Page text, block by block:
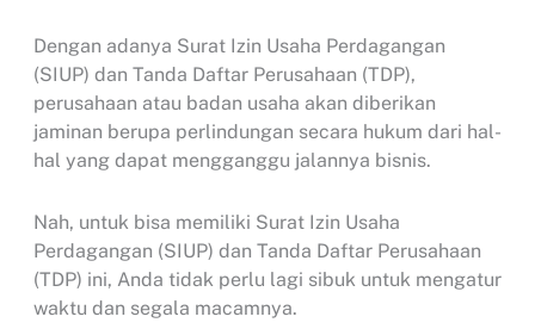
Dengan adanya Surat Izin Usaha Perdagangan
(SIUP) dan Tanda Daftar Perusahaan (TDP),
perusahaan atau badan usaha akan diberikan
jaminan berupa perlindungan secara hukum dari hal-
hal yang dapat mengganggu jalannya bisnis.
Nah, untuk bisa memiliki Surat Izin Usaha
Perdagangan (SIUP) dan Tanda Daftar Perusahaan
(TDP) ini, Anda tidak perlu lagi sibuk untuk mengatur
waktu dan segala macamnya.